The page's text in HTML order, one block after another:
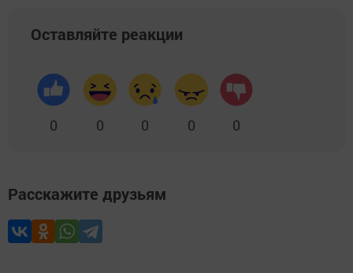
Оставляйте реакции
0 0 0 0 0
Расскажите друзьям